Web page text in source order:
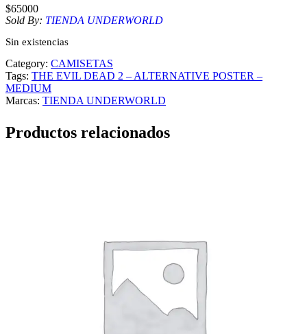
$65000
Sold By: TIENDA UNDERWORLD
Sin existencias
Category: CAMISETAS
Tags: THE EVIL DEAD 2 – ALTERNATIVE POSTER –
MEDIUM
Marcas: TIENDA UNDERWORLD
Productos relacionados